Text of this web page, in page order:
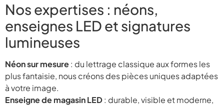
Nos expertises : néons,
enseignes LED et signatures
lumineuses
Néon sur mesure: du lettrage classique aux formes les
plus fantaisie, nous créons des pièces uniques adaptées
à votre image.
Enseigne de magasin LED: durable, visible et moderne,